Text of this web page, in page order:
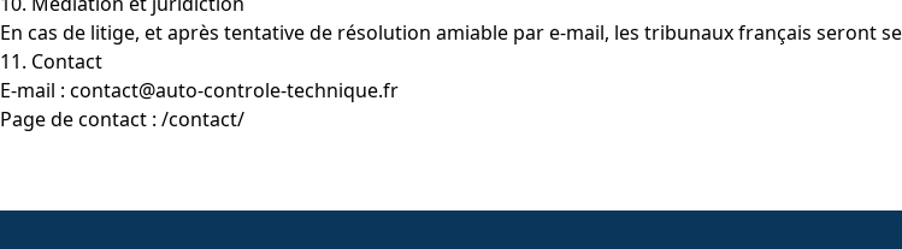
En cas de litige, et après tentative de résolution amiable par e-mail, les tribunaux français seront
11. Contact
E-mail : contact@auto-controle-technique.fr
Page de contact : /contact/